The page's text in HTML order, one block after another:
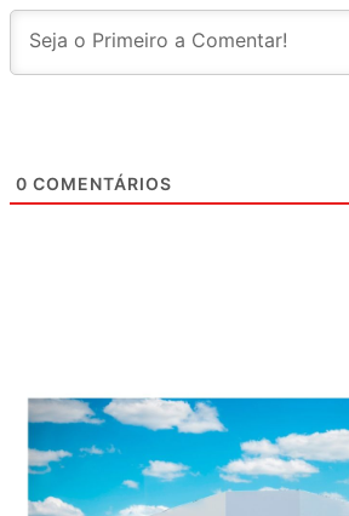
0 COMENTÁRIOS